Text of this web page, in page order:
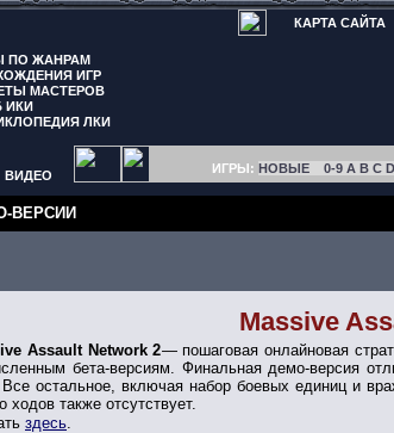
КАРТА САЙТА
ПО ЖАНРАМ
ИГР
МАСТЕРОВ
ИКИ
ЛКИ
ВИДЕО ИГРЫ: НОВЫЕ 0-9 A B C D
ВЕРСИИ
Massive
Assault Network 2— пошаговая онлайновая
бета-версиям. Финальная демо-версия
Все остальное, включая набор боевых единиц и
ходов также отсутствует.
здесь.